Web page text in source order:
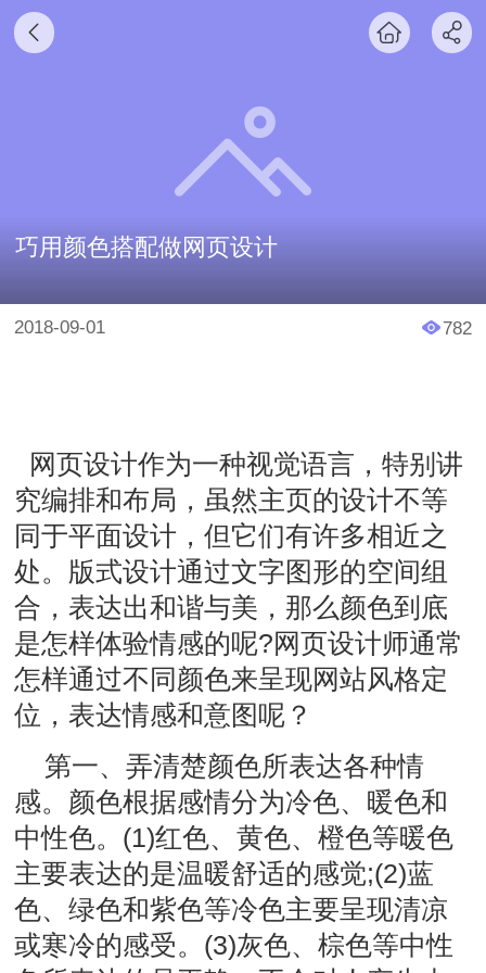
巧用颜色搭配做网页设计
2018-09-01 782
网页设计作为一种视觉语言，特别讲
究编排和布局，虽然主页的设计不等
同于平面设计，但它们有许多相近之
处。版式设计通过文字图形的空间组
合，表达出和谐与美，那么颜色到底
是怎样体验情感的呢?网页设计师通常
怎样通过不同颜色来呈现网站风格定
位，表达情感和意图呢？
第一、弄清楚颜色所表达各种情
感。颜色根据感情分为冷色、暖色和
中性色。(1)红色、黄色、橙色等暖色
主要表达的是温暖舒适的感觉;(2)蓝
色、绿色和紫色等冷色主要呈现清凉
或寒冷的感受。(3)灰色、棕色等中性